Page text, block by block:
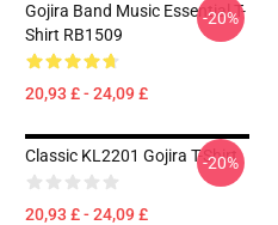
Gojira Band Music Essential T-
Shirt RB1509
20,93 £ - 24,09 £
-20%
Classic KL2201 Gojira T-Shirt
20,93 £ - 24,09 £
-20%